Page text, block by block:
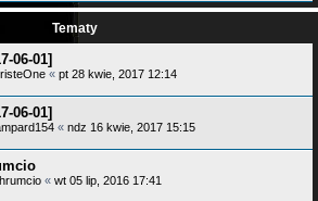
Tematy
06-01]
« pt 28 kwie, 2017 12:14
06-01]
« ndz 16 kwie, 2017 15:15
« wt 05 lip, 2016 17:41